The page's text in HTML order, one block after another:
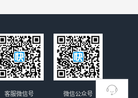
微信公众号
客服微信号